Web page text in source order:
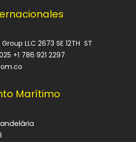
LLC 2673 SE 12TH ST
+1 786 921 2297
Marítimo